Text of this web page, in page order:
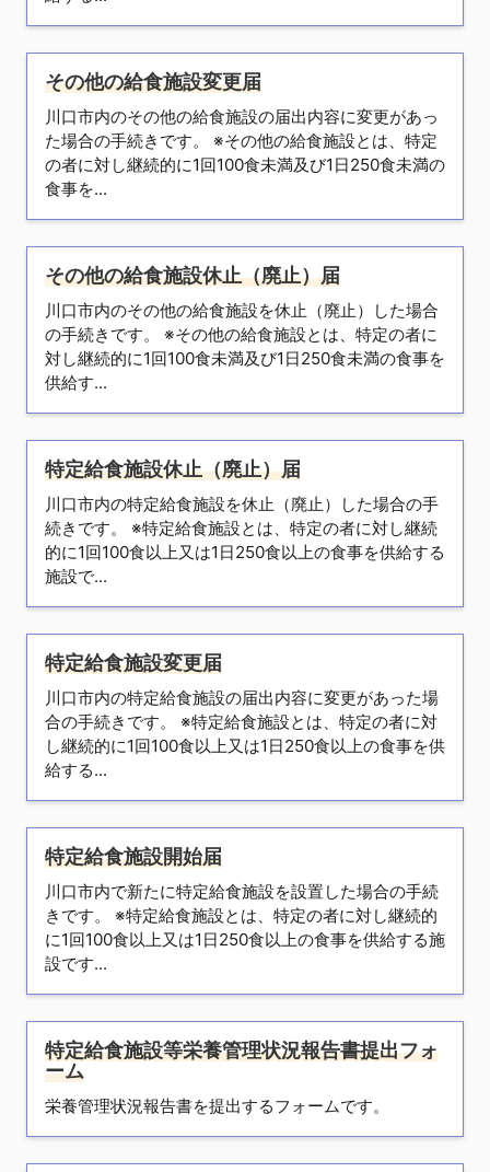
その他の給食施設変更届
川口市内のその他の給食施設の届出内容に変更があっ
た場合の手続きです。 ※その他の給食施設とは、特定
の者に対し継続的に1回100食未満及び1日250食未満の
食事を...
その他の給食施設休止（廃止）届
川口市内のその他の給食施設を休止（廃止）した場合
の手続きです。 ※その他の給食施設とは、特定の者に
対し継続的に1回100食未満及び1日250食未満の食事を
供給す...
特定給食施設休止（廃止）届
川口市内の特定給食施設を休止（廃止）した場合の手
続きです。 ※特定給食施設とは、特定の者に対し継続
的に1回100食以上又は1日250食以上の食事を供給する
施設で...
特定給食施設変更届
川口市内の特定給食施設の届出内容に変更があった場
合の手続きです。 ※特定給食施設とは、特定の者に対
し継続的に1回100食以上又は1日250食以上の食事を供
給する...
特定給食施設開始届
川口市内で新たに特定給食施設を設置した場合の手続
きです。 ※特定給食施設とは、特定の者に対し継続的
に1回100食以上又は1日250食以上の食事を供給する施
設です...
特定給食施設等栄養管理状況報告書提出フォ
ーム
栄養管理状況報告書を提出するフォームです。